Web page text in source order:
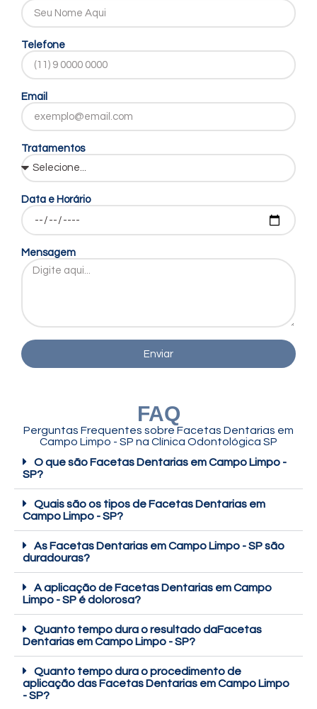
Telefone
Email
Tratamentos
Data e Horário
Mensagem
Enviar
FAQ
Perguntas Frequentes sobre Facetas Dentarias em
Campo Limpo - SP na Clínica Odontológica SP
O que são Facetas Dentarias em Campo Limpo -
SP?
Quais são os tipos de Facetas Dentarias em
Campo Limpo - SP?
As Facetas Dentarias em Campo Limpo - SP são
duradouras?
A aplicação de Facetas Dentarias em Campo
Limpo - SP é dolorosa?
Quanto tempo dura o resultado daFacetas
Dentarias em Campo Limpo - SP?
Quanto tempo dura o procedimento de
aplicação das Facetas Dentarias em Campo Limpo
- SP?